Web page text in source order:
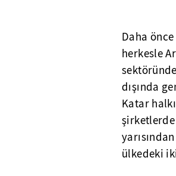
Daha
herkesle
dışında
Katar
ülkedeki